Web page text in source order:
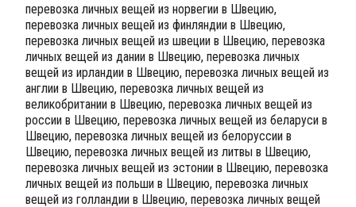
перевозка личных вещей из норвегии в Швецию,
перевозка личных вещей из финляндии в Швецию,
перевозка личных вещей из швеции в Швецию, перевозка
личных вещей из дании в Швецию, перевозка личных
вещей из ирландии в Швецию, перевозка личных вещей из
англии в Швецию, перевозка личных вещей из
великобритании в Швецию, перевозка личных вещей из
россии в Швецию, перевозка личных вещей из беларуси в
Швецию, перевозка личных вещей из белоруссии в
Швецию, перевозка личных вещей из литвы в Швецию,
перевозка личных вещей из эстонии в Швецию, перевозка
личных вещей из польши в Швецию, перевозка личных
вещей из голландии в Швецию, перевозка личных вещей